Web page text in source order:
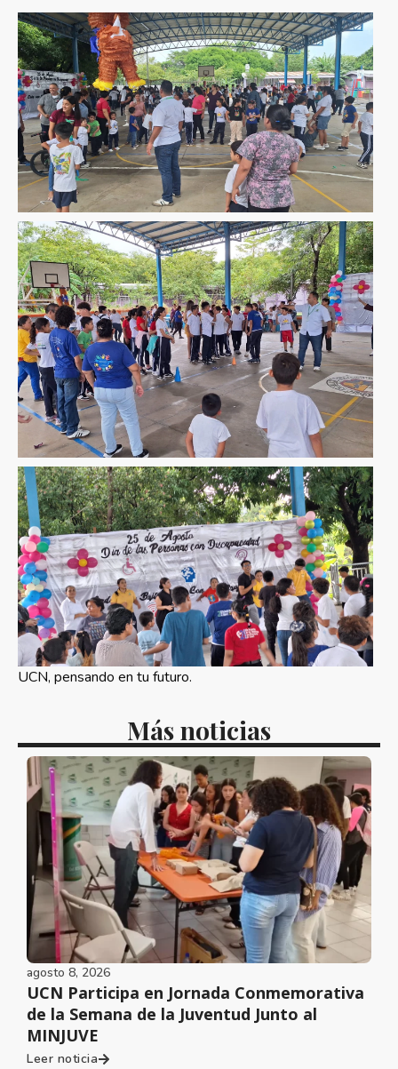
UCN, pensando en tu futuro.
Más noticias
agosto 8, 2026
UCN Participa en Jornada Conmemorativa
de la Semana de la Juventud Junto al
MINJUVE
Leer noticia